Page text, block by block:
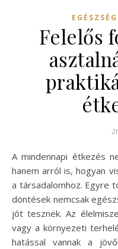
EGÉSZSÉG
Felelős
A mindennapi étkezés nem csupán a táplálkozásról szól,
hanem arról is, hogyan
a társadalomhoz. Egyre
döntések nemcsak
jót tesznek. Az
vagy a környezeti
hatással vannak a